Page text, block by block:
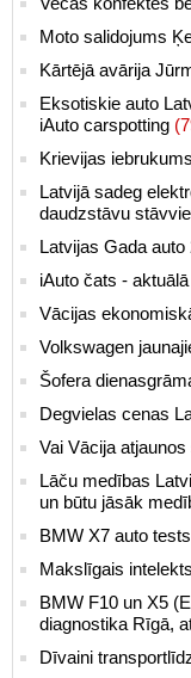
Moto salidojums
Kārtējā avārija
Eksotiskie auto
iAuto carspotting
Krievijas
Latvijā sadeg
daudzstāvu
Latvijas Gada
iAuto čats -
Vācijas
Volkswagen
Šofera
Degvielas cenas
Vai Vācija
Lāču medības
un būtu jāsāk
BMW X7 auto
Makslīgais
BMW F10 un X5
diagnostika Rīgā,
Dīvaini